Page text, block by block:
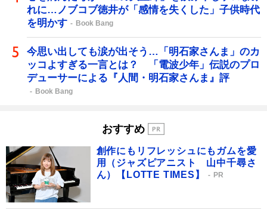
れに…ノブコブ徳井が「感情を失くした」子供時代
を明かす
Book Bang
今思い出しても涙が出そう…「明石家さんま」のカ
ッコよすぎる一言とは？ 「電波少年」伝説のプロ
デューサーによる『人間・明石家さんま』評
Book Bang
おすすめ
創作にもリフレッシュにもガムを愛
用（ジャズピアニスト 山中千尋さ
ん）【LOTTE TIMES】
PR